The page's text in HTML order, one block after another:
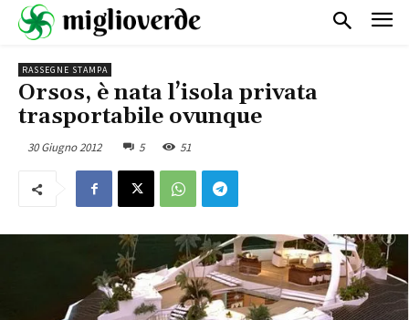
RASSEGNE STAMPA
Orsos, è nata l’isola privata
trasportabile ovunque
30 Giugno 2012 5 51